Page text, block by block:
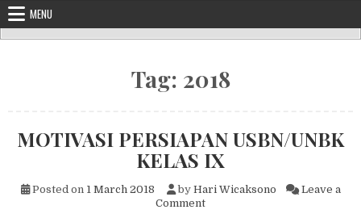
MENU
Tag: 2018
MOTIVASI PERSIAPAN USBN/UNBK
KELAS IX
Posted on 1 March 2018 by Hari Wicaksono
Leave a
Commenton MOTIVASI PERSIAPAN